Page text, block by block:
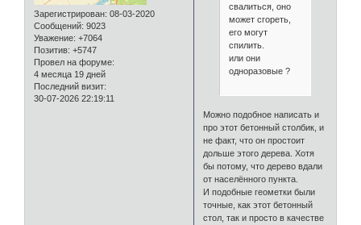
Зарегистрирован: 08-03-2020
Сообщений: 9023
Уважение: +7064
Позитив: +5747
Провел на форуме:
4 месяца 19 дней
Последний визит:
30-07-2026 22:19:11
свалиться, оно
может сгореть,
его могут
спилить.
или они
одноразовые ?
Можно подобное написать и
про этот бетонный столбик, и
не факт, что он простоит
дольше этого дерева. Хотя
бы потому, что дерево вдали
от населённого пункта.
И подобные геометки были
точные, как этот бетонный
стол, так и просто в качестве